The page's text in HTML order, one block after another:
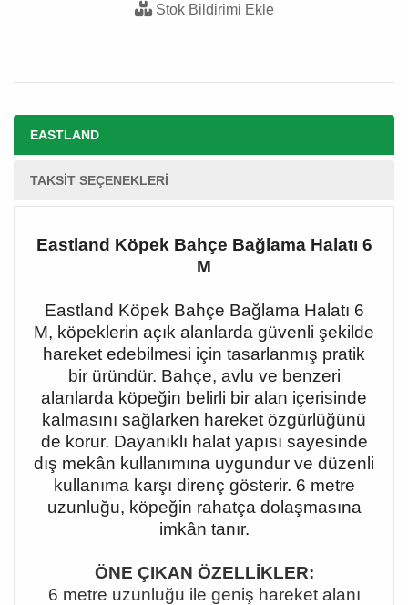
Stok Bildirimi Ekle
EASTLAND
TAKSIT SEÇENEKLERI
Eastland Köpek Bahçe Bağlama Halatı 6
M
Eastland Köpek Bahçe Bağlama Halatı 6
M, köpeklerin açık alanlarda güvenli şekilde
hareket edebilmesi için tasarlanmış pratik
bir üründür. Bahçe, avlu ve benzeri
alanlarda köpeğin belirli bir alan içerisinde
kalmasını sağlarken hareket özgürlüğünü
de korur. Dayanıklı halat yapısı sayesinde
dış mekân kullanımına uygundur ve düzenli
kullanıma karşı direnç gösterir. 6 metre
uzunluğu, köpeğin rahatça dolaşmasına
imkân tanır.
ÖNE ÇIKAN ÖZELLİKLER:
6 metre uzunluğu ile geniş hareket alanı